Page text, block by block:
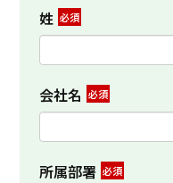
姓
会社名
所属部署